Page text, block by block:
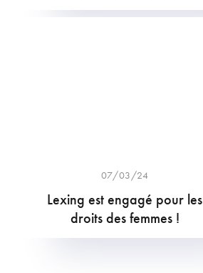
07/03/24
Lexing est engagé pour les
droits des femmes !